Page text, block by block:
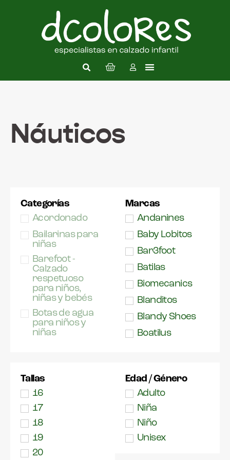
Náuticos
Categorías
Acordonado
Bailarinas para
niñas
Barefoot -
Calzado
respetuoso
para niños,
niñas y bebés
Botas de agua
para niños y
niñas
niños y niñas
Casual
Chanclas
Deportivas para
Marcas
Andanines
Baby Lobitos
Bar3foot
Batilas
Biomecanics
Blanditos
Blandy Shoes
Boatilus
Collégien
Conguitos
Coqueflex
Tallas
16
17
18
19
20
Edad / Género
Adulto
Niña
Niño
Unisex